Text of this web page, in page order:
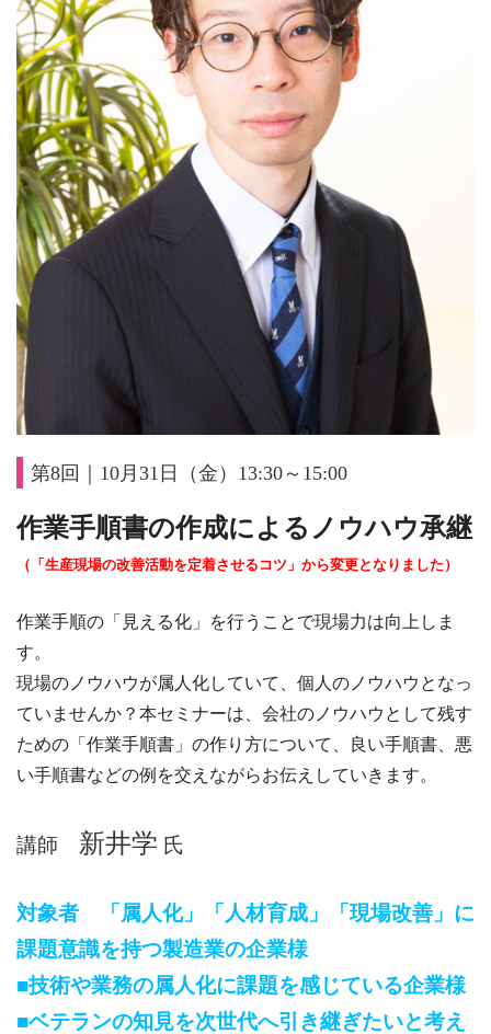
第8回｜10月31日（金）13:30～15:00
作業手順書の作成によるノウハウ承継
（「生産現場の改善活動を定着させるコツ」から変更となりました）
作業手順の「見える化」を行うことで現場力は向上しま
す。
現場のノウハウが属人化していて、個人のノウハウとなっ
ていませんか？ 本セミナーは、会社のノウハウとして残す
ための「作業手順書」の作り方について、良い手順書、悪
い手順書などの例を交えながらお伝えしていきます。
講師 新井学 氏
対象者
「属人化」「人材育成」「現場改善」に
課題意識を持つ製造業の企業様
■技術や業務の属人化に課題を感じている企業様
■ベテランの知見を次世代へ引き継ぎたいと考え